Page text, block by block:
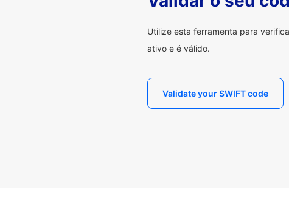
Utilize esta ferramenta para
ativo e é válido.
Validate your SWIFT code